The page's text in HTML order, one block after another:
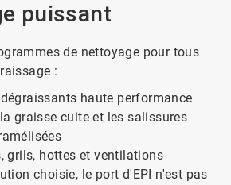
puissant
de nettoyage pour tous
:
haute performance
graisse cuite et les salissures
grils, hottes et ventilations
choisie, le port d'EPI n'est pas